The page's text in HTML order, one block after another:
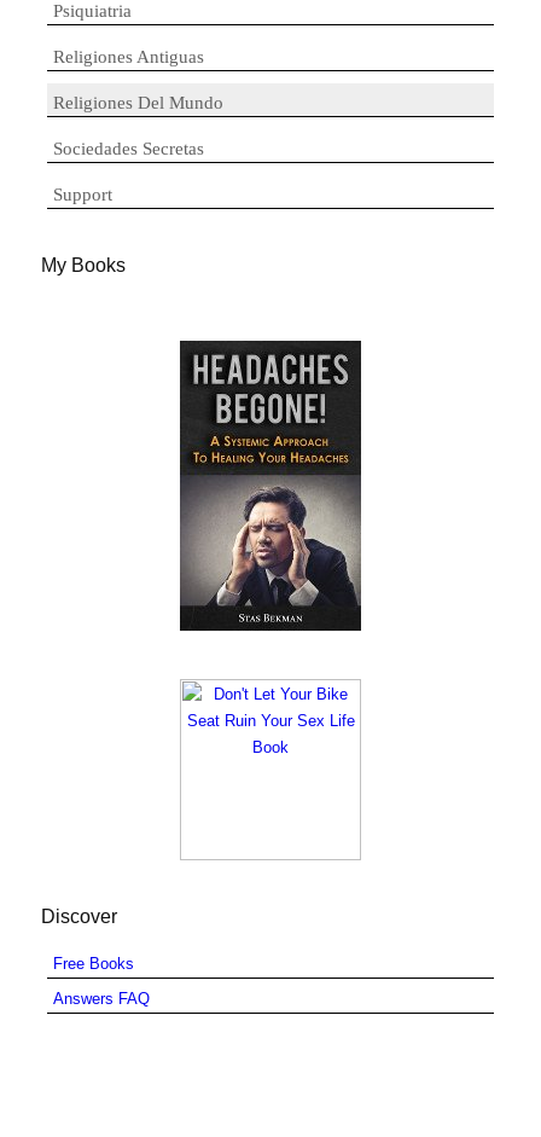
Psiquiatria
Religiones Antiguas
Religiones Del Mundo
Sociedades Secretas
Support
My Books
Discover
Free Books
Answers FAQ